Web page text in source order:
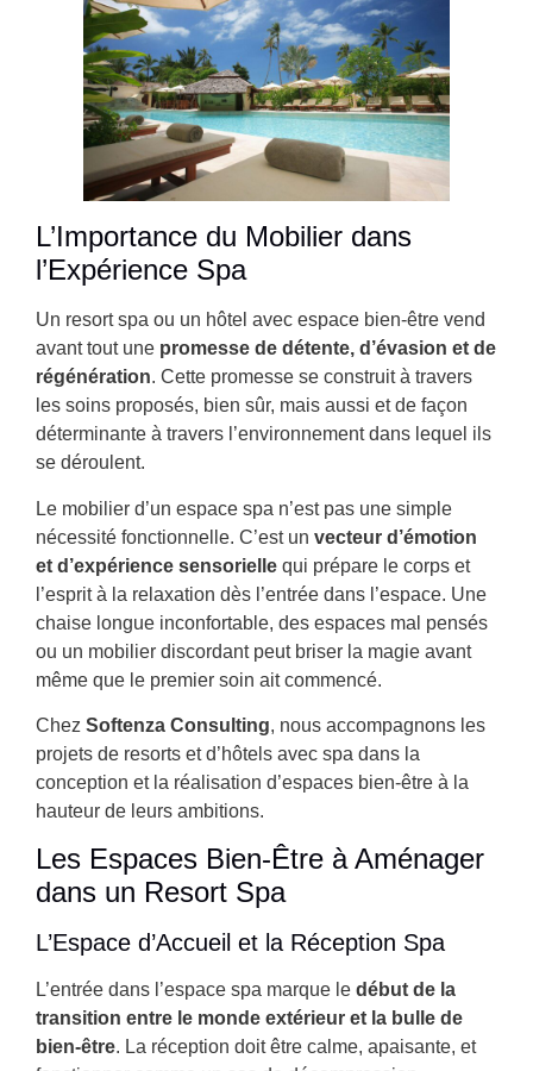
L’Importance du Mobilier dans
l’Expérience Spa
Un resort spa ou un hôtel avec espace bien-être vend
avant tout une promesse de détente, d’évasion et de
régénération. Cette promesse se construit à travers
les soins proposés, bien sûr, mais aussi et de façon
déterminante à travers l’environnement dans lequel ils
se déroulent.
Le mobilier d’un espace spa n’est pas une simple
nécessité fonctionnelle. C’est un vecteur d’émotion
et d’expérience sensorielle qui prépare le corps et
l’esprit à la relaxation dès l’entrée dans l’espace. Une
chaise longue inconfortable, des espaces mal pensés
ou un mobilier discordant peut briser la magie avant
même que le premier soin ait commencé.
Chez Softenza Consulting, nous accompagnons les
projets de resorts et d’hôtels avec spa dans la
conception et la réalisation d’espaces bien-être à la
hauteur de leurs ambitions.
Les Espaces Bien-Être à Aménager
dans un Resort Spa
L’Espace d’Accueil et la Réception Spa
L’entrée dans l’espace spa marque le début de la
transition entre le monde extérieur et la bulle de
bien-être. La réception doit être calme, apaisante, et